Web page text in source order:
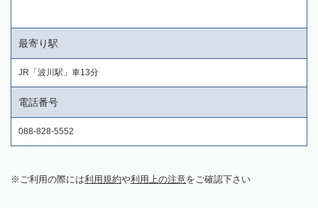
最寄り駅
JR「波川駅」車13分
電話番号
088-828-5552
ご利用の際には利用規約や利用上の注意をご確認下さい